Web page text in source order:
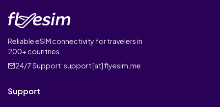
Reliable eSIM connectivity for travelers in
200+ countries.
24/7 Support:support [at] flyesim.me
Support